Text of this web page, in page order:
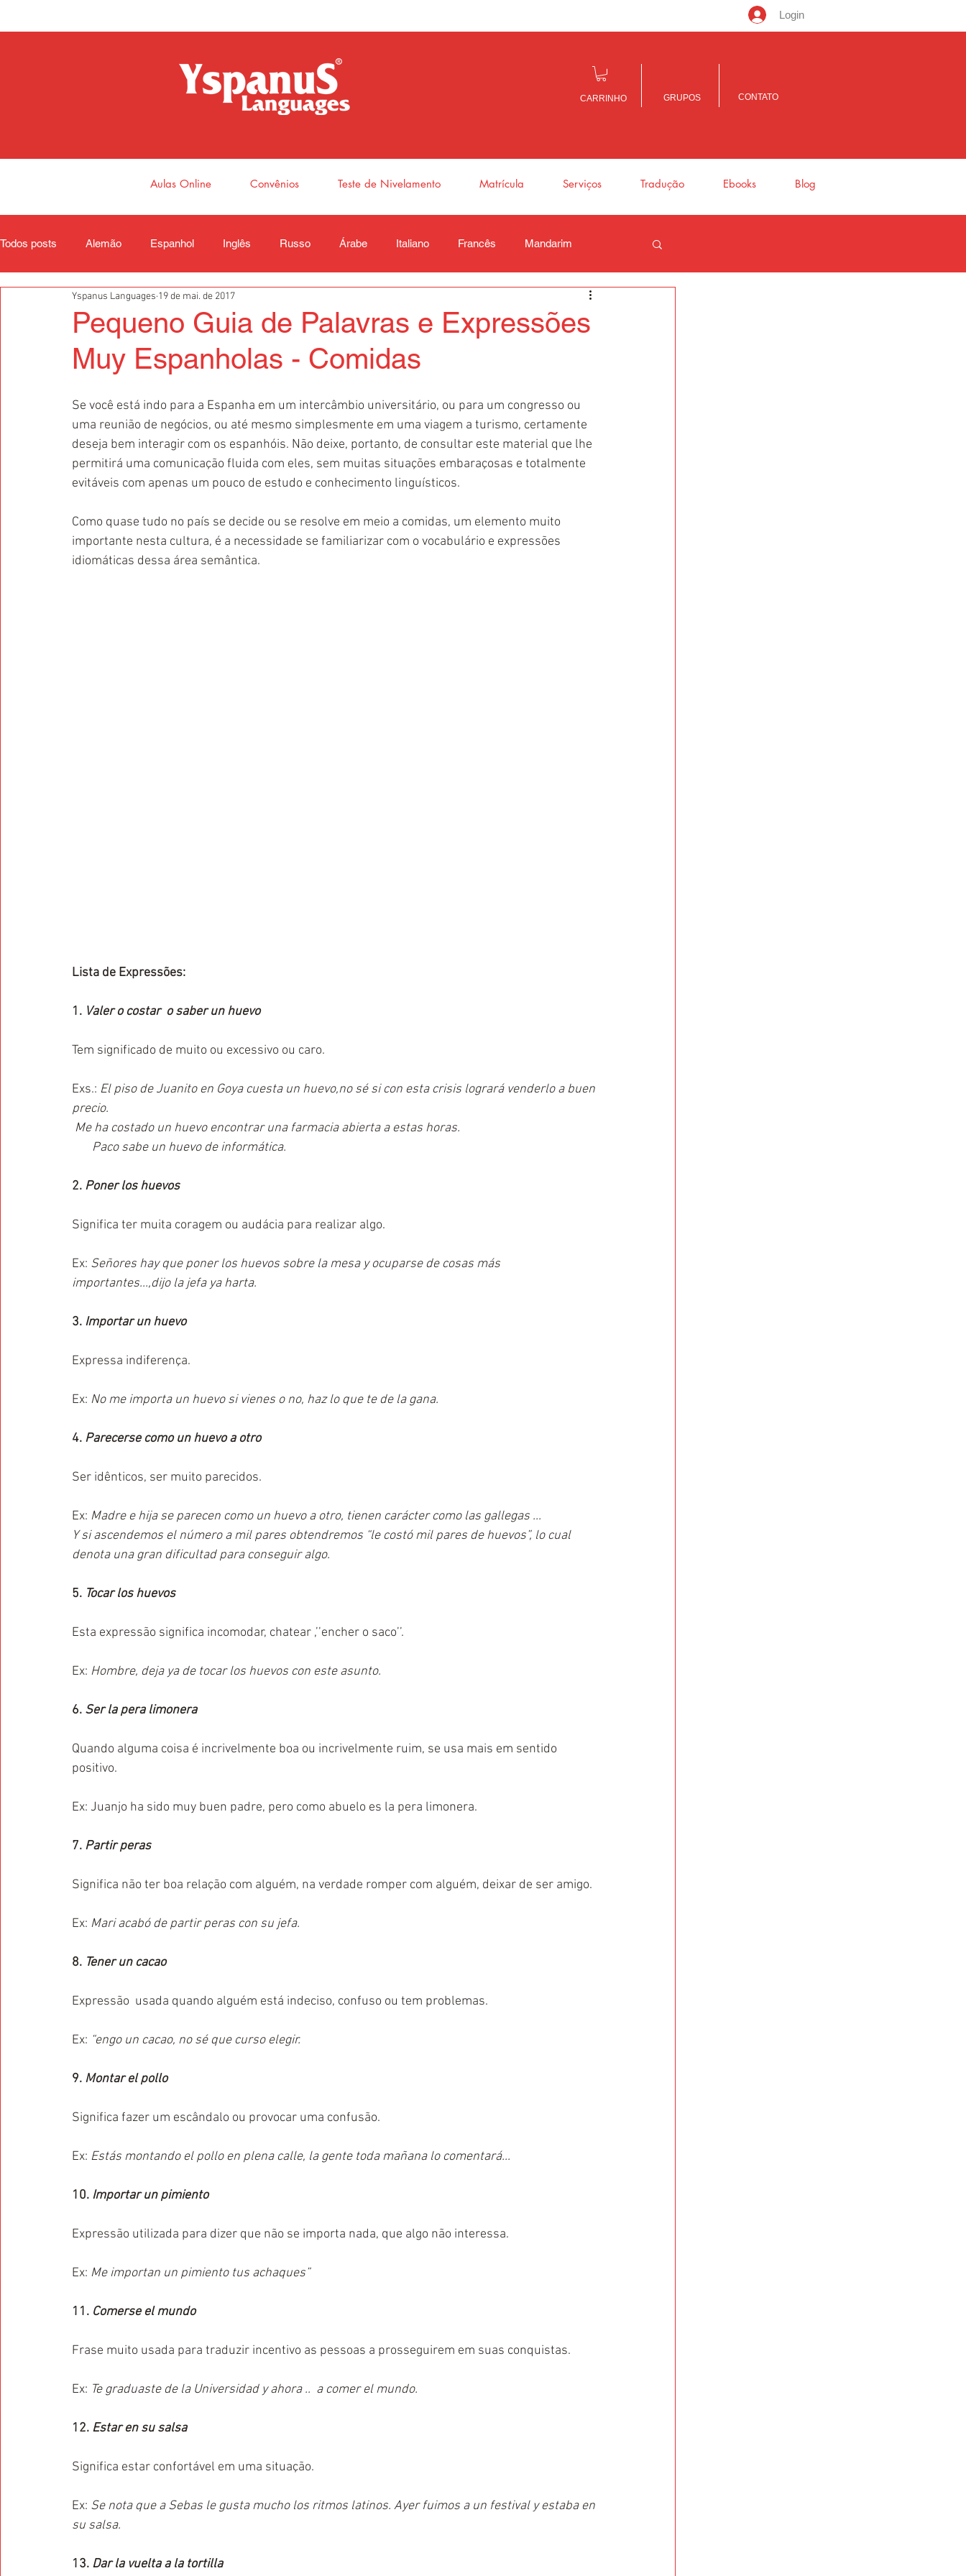
Login
CARRINHO GRUPOS CONTATO
Aulas Online Convênios Teste de Nivelamento Matrícula Serviços Tradução Ebooks Blog
Todos posts Alemão Espanhol Inglês Russo Árabe Italiano Francês Mandarim
Pequeno Guia de Palavras e Expressões
Muy Espanholas - Comidas
Yspanus Languages 19 de mai. de 2017
Se você está indo para a Espanha em um intercâmbio universitário, ou para um congresso ou
uma reunião de negócios, ou até mesmo simplesmente em uma viagem a turismo, certamente
deseja bem interagir com os espanhóis. Não deixe, portanto, de consultar este material que lhe
permitirá uma comunicação fluida com eles, sem muitas situações embaraçosas e totalmente
evitáveis com apenas um pouco de estudo e conhecimento linguísticos.
Como quase tudo no país se decide ou se resolve em meio a comidas, um elemento muito
importante nesta cultura, é a necessidade se familiarizar com o vocabulário e expressões
idiomáticas dessa área semântica.
Lista de Expressões:
1. Valer o costar  o saber un huevo
Tem significado de muito ou excessivo ou caro.
Exs.: El piso de Juanito en Goya cuesta un huevo,no sé si con esta crisis logrará venderlo a buen
precio.
Me ha costado un huevo encontrar una farmacia abierta a estas horas.
       Paco sabe un huevo de informática.
2. Poner los huevos
Significa ter muita coragem ou audácia para realizar algo.
Ex: Señores hay que poner los huevos sobre la mesa y ocuparse de cosas más
importantes...,dijo la jefa ya harta.
3. Importar un huevo
Expressa indiferença.
Ex: No me importa un huevo si vienes o no, haz lo que te de la gana.
4. Parecerse como un huevo a otro
Ser idênticos, ser muito parecidos.
Ex: Madre e hija se parecen como un huevo a otro, tienen carácter como las gallegas ...
Y si ascendemos el número a mil pares obtendremos “le costó mil pares de huevos”, lo cual
denota una gran dificultad para conseguir algo.
5. Tocar los huevos
Esta expressão significa incomodar, chatear ,’’encher o saco’’.
Ex: Hombre, deja ya de tocar los huevos con este asunto.
6. Ser la pera limonera
Quando alguma coisa é incrivelmente boa ou incrivelmente ruim, se usa mais em sentido
positivo.
Ex: Juanjo ha sido muy buen padre, pero como abuelo es la pera limonera.
7. Partir peras
Significa não ter boa relação com alguém, na verdade romper com alguém, deixar de ser amigo.
Ex: Mari acabó de partir peras con su jefa.
8. Tener un cacao
Expressão  usada quando alguém está indeciso, confuso ou tem problemas.
Ex: “engo un cacao, no sé que curso elegir.
9. Montar el pollo
Significa fazer um escândalo ou provocar uma confusão.
Ex: Estás montando el pollo en plena calle, la gente toda mañana lo comentará...
10. Importar un pimiento
Expressão utilizada para dizer que não se importa nada, que algo não interessa.
Ex: Me importan un pimiento tus achaques”
11. Comerse el mundo
Frase muito usada para traduzir incentivo as pessoas a prosseguirem em suas conquistas.
Ex: Te graduaste de la Universidad y ahora ..  a comer el mundo.
12. Estar en su salsa
Significa estar confortável em uma situação.
Ex: Se nota que a Sebas le gusta mucho los ritmos latinos. Ayer fuimos a un festival y estaba en
su salsa.
13. Dar la vuelta a la tortilla